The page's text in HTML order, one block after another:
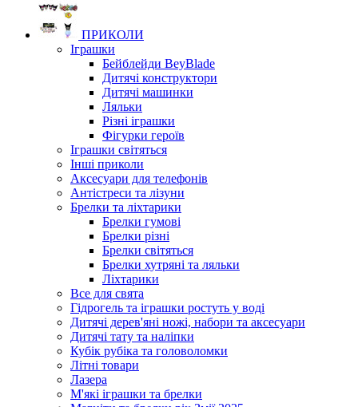
ПРИКОЛИ
Іграшки
Бейблейди BeyBlade
Дитячі конструктори
Дитячі машинки
Ляльки
Різні іграшки
Фігурки героїв
Іграшки світяться
Інші приколи
Аксесуари для телефонів
Антістреси та лізуни
Брелки та ліхтарики
Брелки гумові
Брелки різні
Брелки світяться
Брелки хутряні та ляльки
Ліхтарики
Все для свята
Гідрогель та іграшки ростуть у воді
Дитячі дерев'яні ножі, набори та аксесуари
Дитячі тату та наліпки
Кубік рубіка та головоломки
Літні товари
Лазера
М'які іграшки та брелки